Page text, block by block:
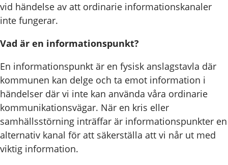
vid händelse av att ordinarie informationskanaler
inte fungerar.
Vad är en informationspunkt?
En informationspunkt är en fysisk anslagstavla där
kommunen kan delge och ta emot information i
händelser där vi inte kan använda våra ordinarie
kommunikationsvägar. När en kris eller
samhällsstörning inträffar är informationspunkter en
alternativ kanal för att säkerställa att vi når ut med
viktig information.